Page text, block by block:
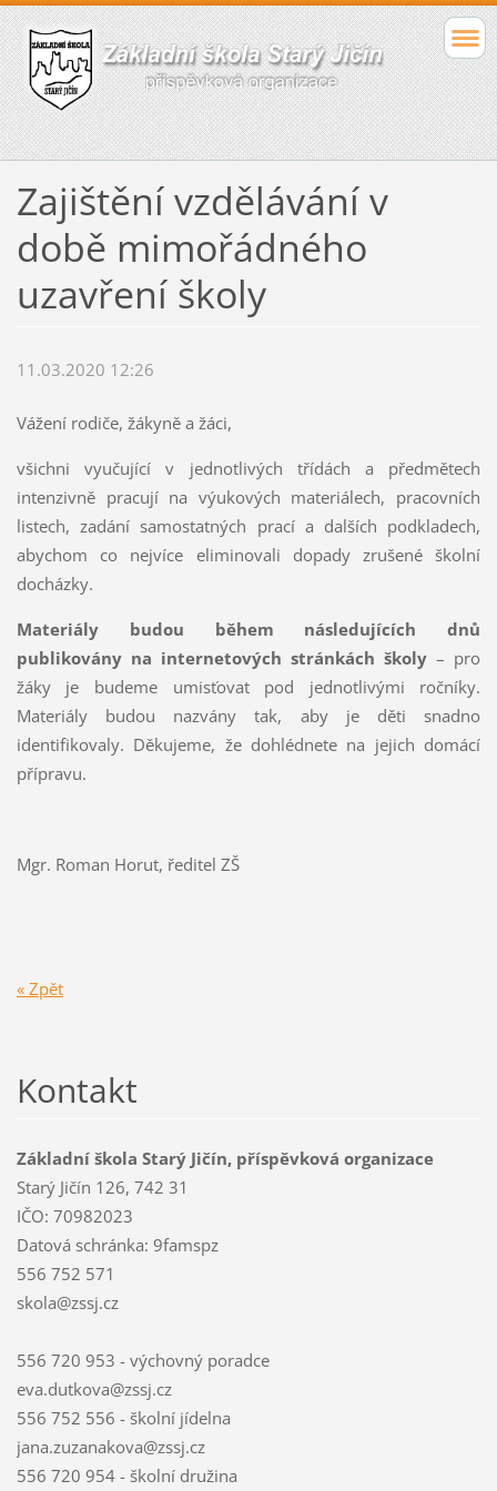
Zajištění vzdělávání v
době mimořádného
uzavření školy
11.03.2020 12:26
Vážení rodiče, žákyně a žáci,
všichni vyučující v jednotlivých třídách a předmětech
intenzivně pracují na výukových materiálech, pracovních
listech, zadání samostatných prací a dalších podkladech,
abychom co nejvíce eliminovali dopady zrušené školní
docházky.
Materiály budou během následujících dnů
publikovány na internetových stránkách školy – pro
žáky je budeme umisťovat pod jednotlivými ročníky.
Materiály budou nazvány tak, aby je děti snadno
identifikovaly. Děkujeme, že dohlédnete na jejich domácí
přípravu.
Mgr. Roman Horut, ředitel ZŠ
« Zpět
Kontakt
Základní škola Starý Jičín, příspěvková organizace
Starý Jičín 126, 742 31
IČO: 70982023
Datová schránka: 9famspz
556 752 571
skola@zssj.cz
556 720 953 - výchovný poradce
eva.dutkova@zssj.cz
556 752 556 - školní jídelna
jana.zuzanakova@zssj.cz
556 720 954 - školní družina